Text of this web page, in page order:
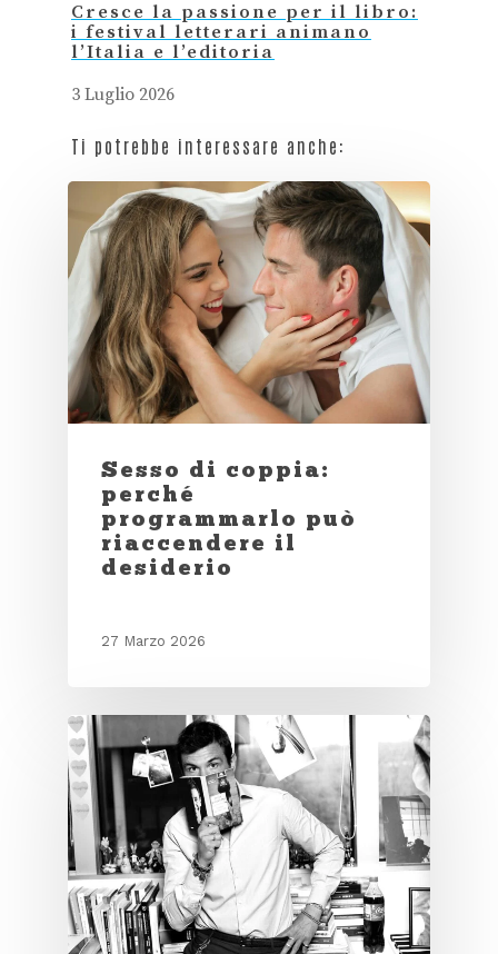
Cresce la passione per il libro:
i festival letterari animano
l’Italia e l’editoria
3 Luglio 2026
Ti potrebbe interessare anche:
Sesso di coppia:
perché
programmarlo può
riaccendere il
desiderio
27 Marzo 2026